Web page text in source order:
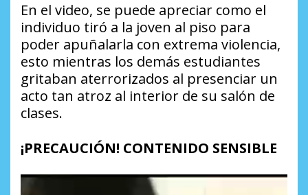
En el video, se puede apreciar como el
individuo tiró a la joven al piso para
poder apuñalarla con extrema violencia,
esto mientras los demás estudiantes
gritaban aterrorizados al presenciar un
acto tan atroz al interior de su salón de
clases.
¡PRECAUCIÓN! CONTENIDO SENSIBLE